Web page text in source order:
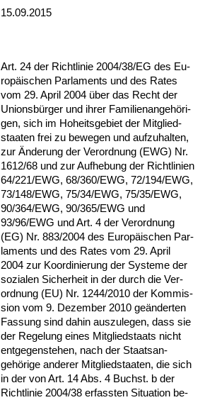
15.09.2015
Art. 24 der Richt­li­nie 2004/38/EG des Eu­
ropäischen Par­la­ments und des Ra­tes
vom 29. April 2004 über das Recht der
Uni­onsbürger und ih­rer Fa­mi­li­en­an­gehöri­
gen, sich im Ho­heits­ge­biet der Mit­glied­
staa­ten frei zu be­we­gen und auf­zu­hal­ten,
zur Ände­rung der Ver­ord­nung (EWG) Nr.
1612/68 und zur Auf­he­bung der Richt­li­ni­en
64/221/EWG, 68/360/EWG, 72/194/EWG,
73/148/EWG, 75/34/EWG, 75/35/EWG,
90/364/EWG, 90/365/EWG und
93/96/EWG und Art. 4 der Ver­ord­nung
(EG) Nr. 883/2004 des Eu­ropäischen Par­
la­ments und des Ra­tes vom 29. April
2004 zur Ko­or­di­nie­rung der Sys­te­me der
so­zia­len Si­cher­heit in der durch die Ver­
ord­nung (EU) Nr. 1244/2010 der Kom­mis­
si­on vom 9. De­zem­ber 2010 geänder­ten
Fas­sung sind da­hin aus­zu­le­gen, dass sie
der Re­ge­lung ei­nes Mit­glied­staats nicht
ent­ge­gen­ste­hen, nach der Staats­an­
gehöri­ge an­de­rer Mit­glied­staa­ten, die sich
in der von Art. 14 Abs. 4 Buchst. b der
Richt­li­nie 2004/38 er­fass­ten Si­tua­ti­on be­